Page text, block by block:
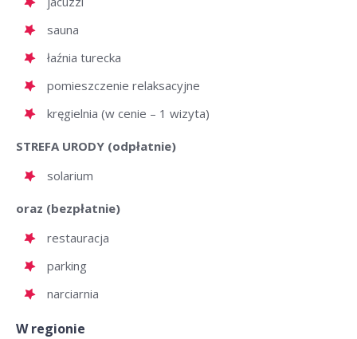
sauna
łaźnia turecka
pomieszczenie relaksacyjne
kręgielnia (w cenie – 1 wizyta)
STREFA URODY (odpłatnie)
solarium
oraz (bezpłatnie)
restauracja
parking
narciarnia
W regionie